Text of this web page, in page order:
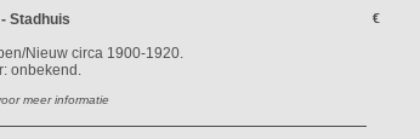
Stadhuis
Nieuw circa 1900-1920.
onbekend.
meer informatie
€